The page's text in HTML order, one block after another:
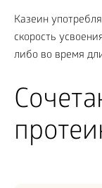
Казеин
скорость
либо во время